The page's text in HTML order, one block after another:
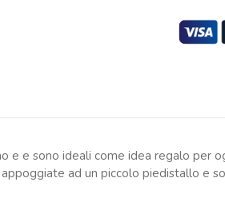
e e sono ideali come idea regalo per
ad un piccolo piedistallo e